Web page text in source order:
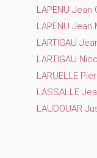
LAPENU Jean
LAPENU Jean
LARTIGAU
LARTIGAU
LARUELLE
LASSALLE
LAUDOUAR